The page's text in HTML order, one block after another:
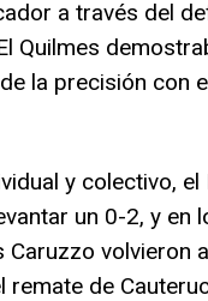
a través del
Quilmes
la precisión con
y colectivo,
un 0-2, y en
volvieron
remate de